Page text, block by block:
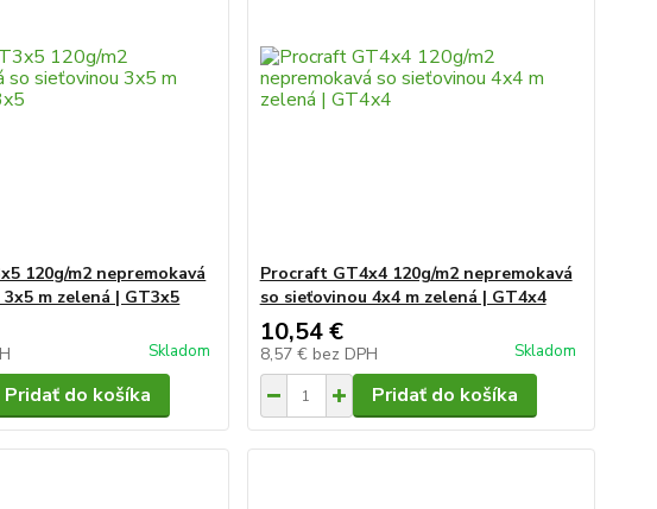
120g/m2 nepremokavá
m zelená | GT3x5
Skladom
Pridať do košíka
Procraft GT4x4 120g/m2 nepremokavá
so sieťovinou 4x4 m zelená | GT4x4
10,54 €
8,57 € bez DPH Skladom
Pridať do košíka